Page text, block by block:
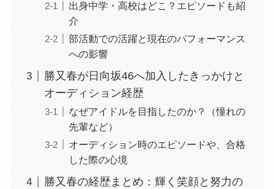
出身中学・高校はどこ？エピソードも紹
介
部活動での活躍と現在のパフォーマンス
への影響
勝又春が日向坂46へ加入したきっかけと
オーディション経歴
なぜアイドルを目指したのか？（憧れの
先輩など）
オーディション時のエピソードや、合格
した際の心境
勝又春の経歴まとめ：輝く笑顔と努力の